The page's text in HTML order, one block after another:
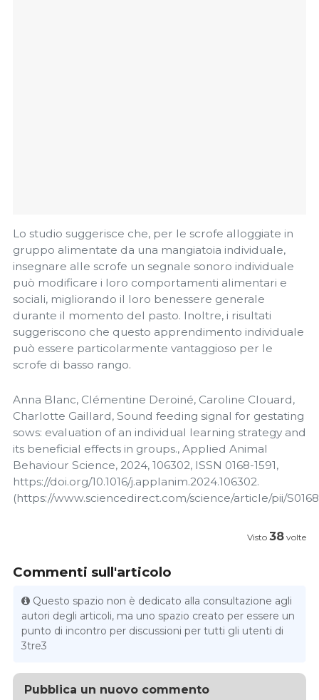
Lo studio suggerisce che, per le scrofe alloggiate in
gruppo alimentate da una mangiatoia individuale,
insegnare alle scrofe un segnale sonoro individuale
può modificare i loro comportamenti alimentari e
sociali, migliorando il loro benessere generale
durante il momento del pasto. Inoltre, i risultati
suggeriscono che questo apprendimento individuale
può essere particolarmente vantaggioso per le
scrofe di basso rango.
Anna Blanc, Clémentine Deroiné, Caroline Clouard,
Charlotte Gaillard, Sound feeding signal for gestating
sows: evaluation of an individual learning strategy and
its beneficial effects in groups., Applied Animal
Behaviour Science, 2024, 106302, ISSN 0168-1591,
https://doi.org/10.1016/j.applanim.2024.106302.
(https://www.sciencedirect.com/science/article/pii/
Visto 38 volte
Commenti sull'articolo
Questo spazio non è dedicato alla consultazione agli
autori degli articoli, ma uno spazio creato per essere un
punto di incontro per discussioni per tutti gli utenti di
3tre3
Pubblica un nuovo commento